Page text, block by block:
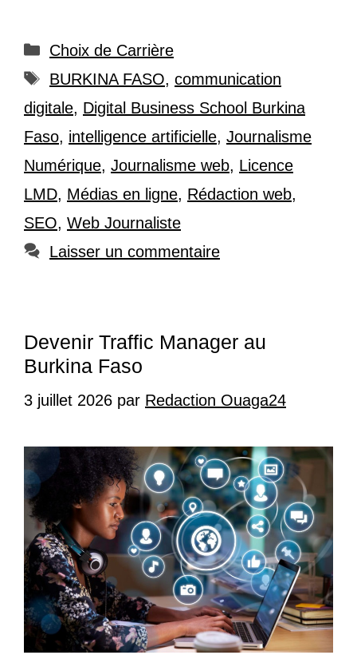
Catégories
Choix de Carrière
Étiquettes
BURKINA FASO, communication
digitale, Digital Business School Burkina
Faso, intelligence artificielle, Journalisme
Numérique, Journalisme web, Licence
LMD, Médias en ligne, Rédaction web,
SEO, Web Journaliste
Laisser un commentaire
Devenir Traffic Manager au
Burkina Faso
3 juillet 2026 par Redaction Ouaga24